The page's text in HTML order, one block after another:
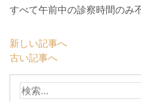
すべて午前中の診察時間のみ
新しい記事へ
古い記事へ